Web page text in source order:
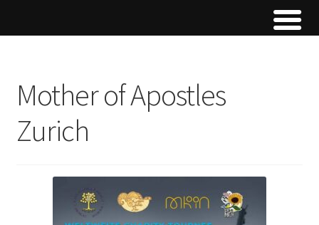
Mother of Apostles
Zurich